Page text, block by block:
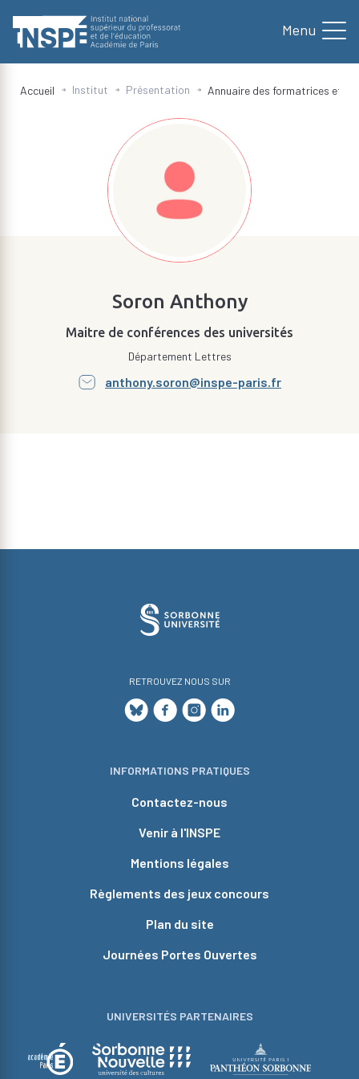
contenu
principal
Accueil Institut Présentation Annuaire des formatrices et
Soron Anthony
Maitre de conférences des universités
Département Lettres
anthony.soron@inspe-paris.fr
RETROUVEZ NOUS SUR
INFORMATIONS PRATIQUES
Contactez-nous
Venir à l'INSPE
Mentions légales
Règlements des jeux concours
Plan du site
Journées Portes Ouvertes
UNIVERSITÉS PARTENAIRES